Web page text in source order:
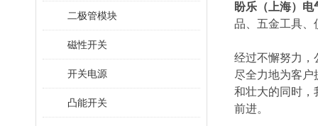
二极管模块
磁性开关
开关电源
凸能开关
盼乐（上海）电
品、五金工具、
经过不懈努力，
尽全力地为客
和壮大的同时，
前进。